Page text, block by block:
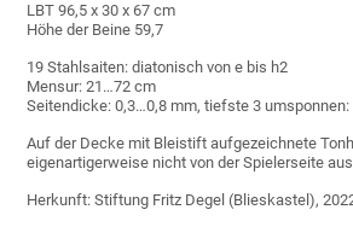
LBT 96,5 x 30 x 67 cm
Höhe der Beine 59,7
19 Stahlsaiten: diatonisch von e bis h2
Mensur: 21…72 cm
Seitendicke: 0,3…0,8 mm, tiefste 3 umsponnen:
Auf der Decke mit Bleistift aufgezeichnete
eigenartigerweise nicht von der Spielerseite
Herkunft: Stiftung Fritz Degel (Blieskastel),